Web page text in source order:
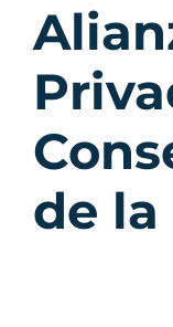
de la